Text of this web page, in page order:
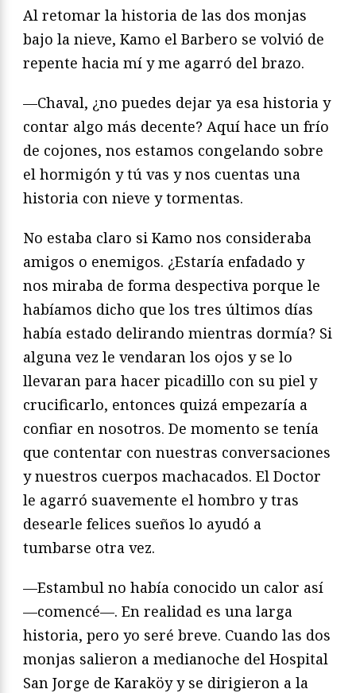
Al retomar la historia de las dos monjas
bajo la nieve, Kamo el Barbero se volvió de
repente hacia mí y me agarró del brazo.
—Chaval, ¿no puedes dejar ya esa historia y
contar algo más decente? Aquí hace un frío
de cojones, nos estamos congelando sobre
el hormigón y tú vas y nos cuentas una
historia con nieve y tormentas.
No estaba claro si Kamo nos consideraba
amigos o enemigos. ¿Estaría enfadado y
nos miraba de forma despectiva porque le
habíamos dicho que los tres últimos días
había estado delirando mientras dormía? Si
alguna vez le vendaran los ojos y se lo
llevaran para hacer picadillo con su piel y
crucificarlo, entonces quizá empezaría a
confiar en nosotros. De momento se tenía
que contentar con nuestras conversaciones
y nuestros cuerpos machacados. El Doctor
le agarró suavemente el hombro y tras
desearle felices sueños lo ayudó a
tumbarse otra vez.
—Estambul no había conocido un calor así
—comencé—. En realidad es una larga
historia, pero yo seré breve. Cuando las dos
monjas salieron a medianoche del Hospital
San Jorge de Karaköy y se dirigieron a la